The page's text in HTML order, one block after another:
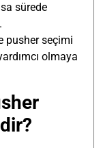
sürede
pusher seçimi
olmaya